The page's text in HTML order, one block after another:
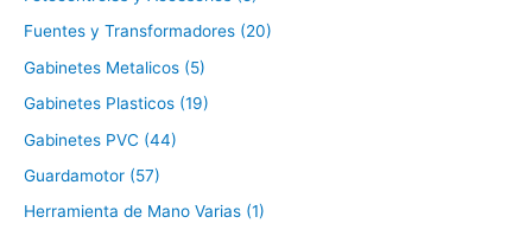
Fuentes y Transformadores (20)
Gabinetes Metalicos (5)
Gabinetes Plasticos (19)
Gabinetes PVC (44)
Guardamotor (57)
Herramienta de Mano Varias (1)